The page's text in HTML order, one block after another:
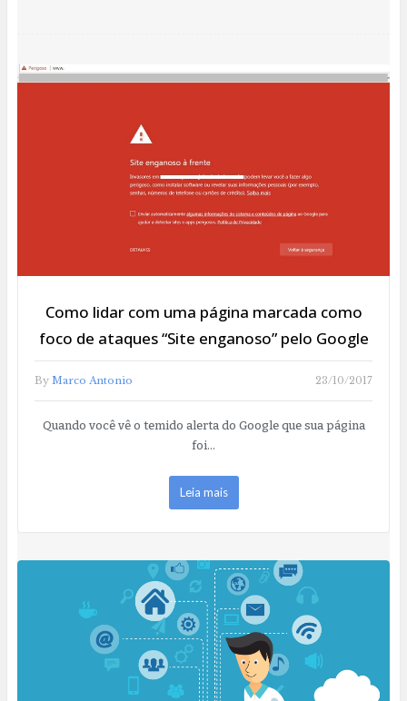
Como lidar com uma página marcada como
foco de ataques “Site enganoso” pelo Google
By Marco Antonio 23/10/2017
Quando você vê o temido alerta do Google que sua página
foi…
Leia mais